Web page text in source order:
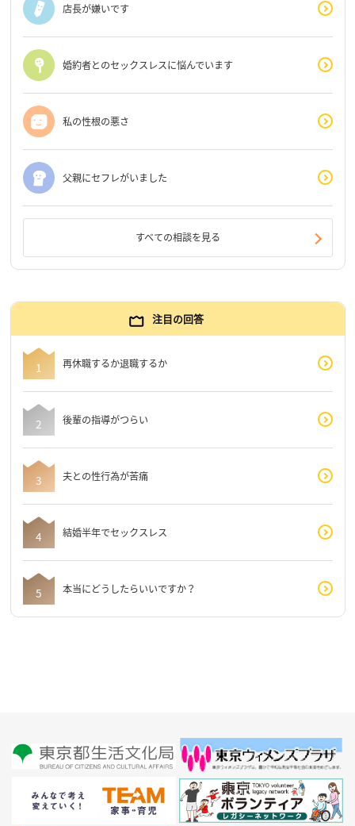
店長が嫌いです
婚約者とのセックスレスに悩んでいます
私の性根の悪さ
父親にセフレがいました
すべての相談を見る
注目の回答
再休職するか退職するか
後輩の指導がつらい
夫との性行為が苦痛
結婚半年でセックスレス
本当にどうしたらいいですか？